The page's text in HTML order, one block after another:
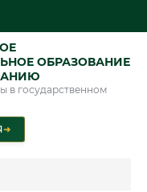
ОБРАЗОВАНИЕ
в государственном
➜